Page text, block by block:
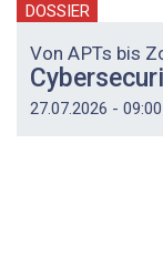
DOSSIER
Von APTs bis
27.07.2026 -